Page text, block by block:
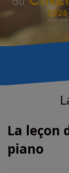
La leçon
piano